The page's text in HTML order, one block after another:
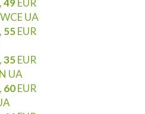
49EUR
UA
55EUR
35EUR
UA
60EUR